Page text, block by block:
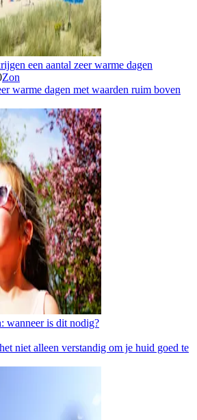
een aantal zeer warme dagen
Zon
warme dagen met waarden ruim boven
wanneer is dit nodig?
niet alleen verstandig om je huid goed te